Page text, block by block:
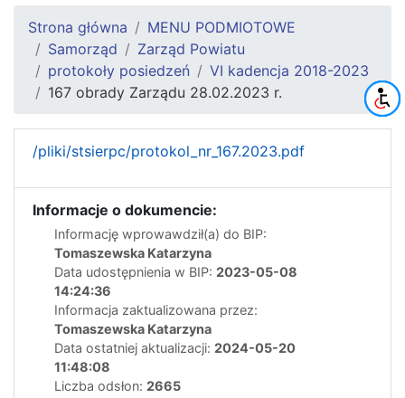
Strona główna
MENU PODMIOTOWE
Samorząd
Zarząd Powiatu
protokoły posiedzeń
VI kadencja 2018-2023
167 obrady Zarządu 28.02.2023 r.
/pliki/stsierpc/protokol_nr_167.2023.pdf
Informacje o dokumencie:
Informację wprowawdził(a) do BIP:
Tomaszewska Katarzyna
Data udostępnienia w BIP: 2023-05-08
14:24:36
Informacja zaktualizowana przez:
Tomaszewska Katarzyna
Data ostatniej aktualizacji: 2024-05-20
11:48:08
Liczba odsłon: 2665